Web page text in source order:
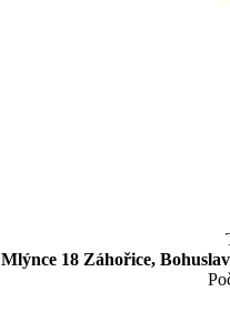
Mlýnce 18 Záhořice,